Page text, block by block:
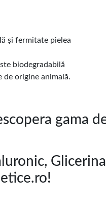
și fermitate pielea
biodegradabilă
de origine animală.
gama